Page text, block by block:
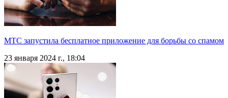
МТС запустила бесплатное приложение для борьбы со спамом
23 января 2024 г., 18:04